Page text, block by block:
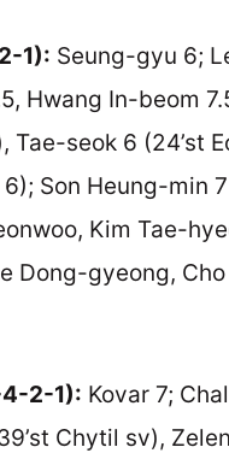
1): Seung-gyu 6;
Hwang In-beom
Tae-seok 6 (24’st
6); Son Heung-min
Kim Tae-
Dong-gyeong,
4-2-1): Kovar 7;
Chytil sv),